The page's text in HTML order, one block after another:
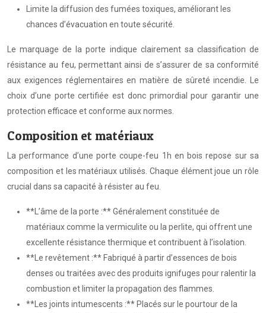
Limite la diffusion des fumées toxiques, améliorant les
chances d’évacuation en toute sécurité.
Le marquage de la porte indique clairement sa classification de
résistance au feu, permettant ainsi de s’assurer de sa conformité
aux exigences réglementaires en matière de sûreté incendie. Le
choix d’une porte certifiée est donc primordial pour garantir une
protection efficace et conforme aux normes.
Composition et matériaux
La performance d’une porte coupe-feu 1h en bois repose sur sa
composition et les matériaux utilisés. Chaque élément joue un rôle
crucial dans sa capacité à résister au feu.
**L’âme de la porte :** Généralement constituée de
matériaux comme la vermiculite ou la perlite, qui offrent une
excellente résistance thermique et contribuent à l’isolation.
**Le revêtement :** Fabriqué à partir d’essences de bois
denses ou traitées avec des produits ignifuges pour ralentir la
combustion et limiter la propagation des flammes.
**Les joints intumescents :** Placés sur le pourtour de la